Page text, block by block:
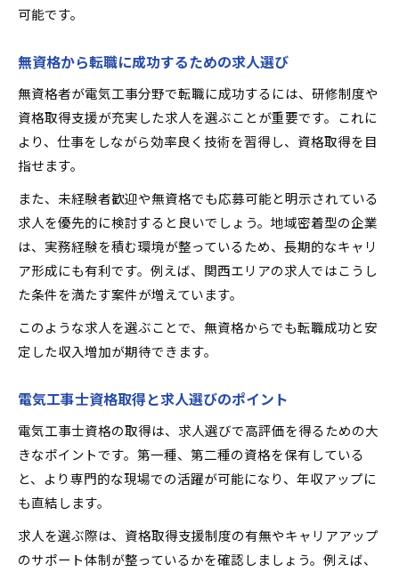
可能です。
無資格から転職に成功するための求人選び
無資格者が電気工事分野で転職に成功するには、研修制度や
資格取得支援が充実した求人を選ぶことが重要です。これに
より、仕事をしながら効率良く技術を習得し、資格取得を目
指せます。
また、未経験者歓迎や無資格でも応募可能と明示されている
求人を優先的に検討すると良いでしょう。地域密着型の企業
は、実務経験を積む環境が整っているため、長期的なキャリ
ア形成にも有利です。例えば、関西エリアの求人ではこうし
た条件を満たす案件が増えています。
このような求人を選ぶことで、無資格からでも転職成功と安
定した収入増加が期待できます。
電気工事士資格取得と求人選びのポイント
電気工事士資格の取得は、求人選びで高評価を得るための大
きなポイントです。第一種、第二種の資格を保有している
と、より専門的な現場での活躍が可能になり、年収アップに
も直結します。
求人を選ぶ際は、資格取得支援制度の有無やキャリアアップ
のサポート体制が整っているかを確認しましょう。例えば、